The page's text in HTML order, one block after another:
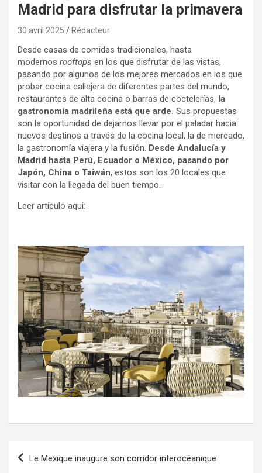
Madrid para disfrutar la primavera
30 avril 2025 Rédacteur
Desde casas de comidas tradicionales, hasta
modernos rooftops en los que disfrutar de las vistas,
pasando por algunos de los mejores mercados en los que
probar cocina callejera de diferentes partes del mundo,
restaurantes de alta cocina o barras de coctelerías, la
gastronomía madrileña está que arde. Sus propuestas
son la oportunidad de dejarnos llevar por el paladar hacia
nuevos destinos a través de la cocina local, la de mercado,
la gastronomía viajera y la fusión. Desde Andalucía y
Madrid hasta Perú, Ecuador o México, pasando por
Japón, China o Taiwán, estos son los 20 locales que
visitar con la llegada del buen tiempo.
Leer artículo aqui:
Navigation
Le Mexique inaugure son corridor interocéanique